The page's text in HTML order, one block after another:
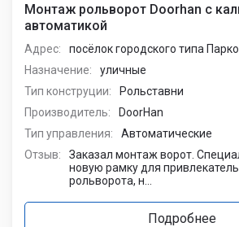
Монтаж рольворот Doorhan с
автоматикой
Адрес:
посёлок городского типа
Назначение:
уличные
Тип конструции:
Рольставни
Производитель:
DoorHan
Тип управления:
Автоматические
Отзыв:
Заказал монтаж ворот.
новую рамку для
рольворота, н...
Подробнее